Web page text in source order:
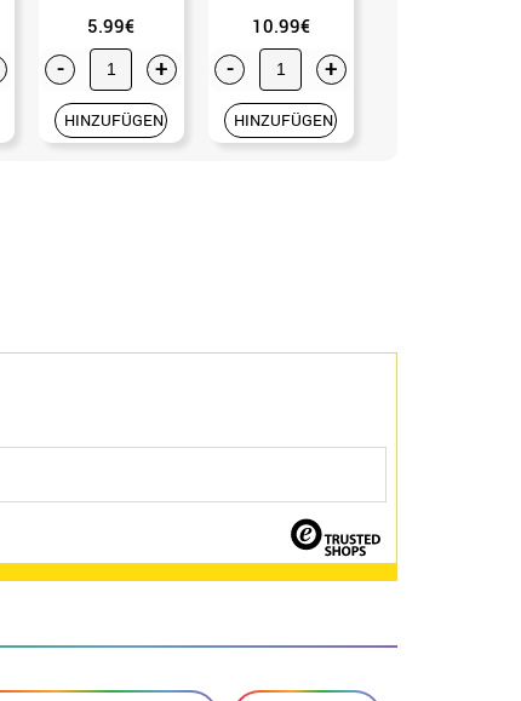
5.99€
- +
HINZUFÜGEN
10.99€
- +
HINZUFÜGEN